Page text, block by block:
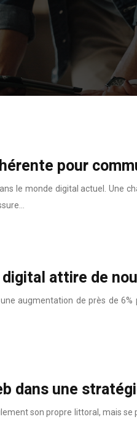
pour
le monde digital actuel. Une
attire de
augmentation de près de
dans une
son propre littoral, mais